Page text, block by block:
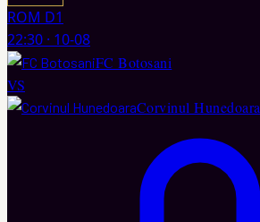
ROM D1
22:30 · 10-08
FC Botosani
VS
Corvinul Hunedoara